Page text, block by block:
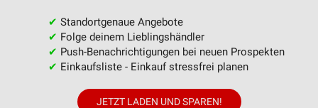
✔ Standortgenaue Angebote
✔ Folge deinem Lieblingshändler
✔ Push-Benachrichtigungen bei neuen Prospekten
✔ Einkaufsliste - Einkauf stressfrei planen
JETZT LADEN UND SPAREN!